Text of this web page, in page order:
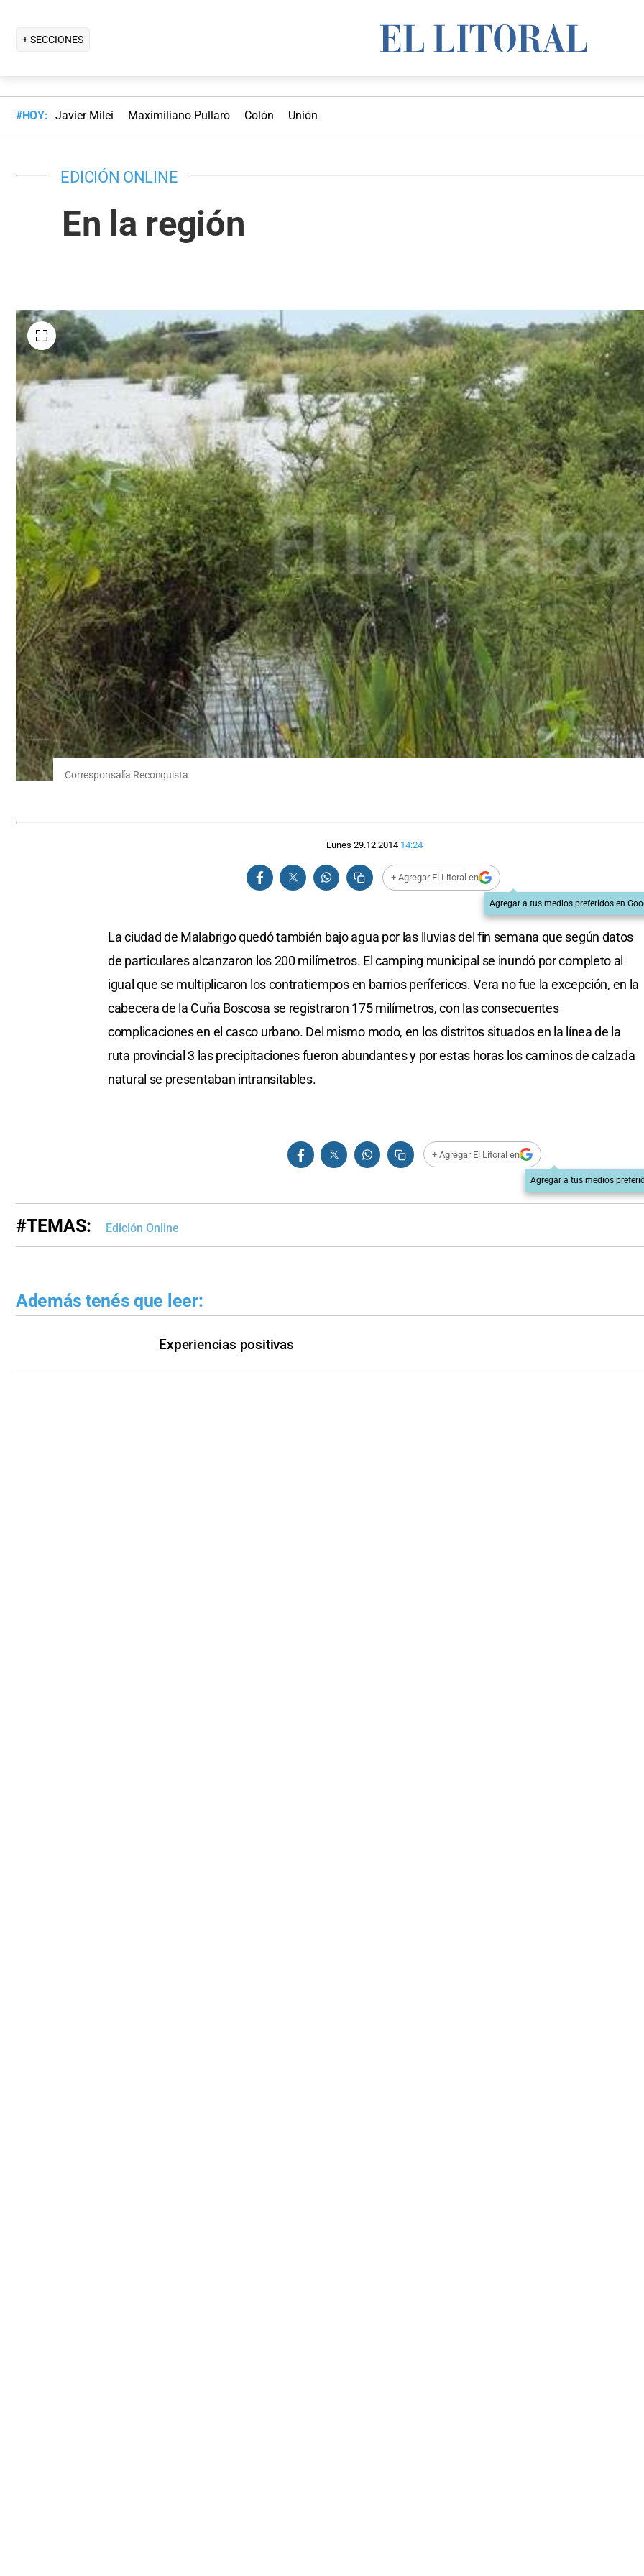
+ SECCIONES
#HOY: Javier Milei Maximiliano Pullaro Colón Unión
EDICIÓN ONLINE
En la región
Corresponsalía Reconquista
Lunes 29.12.2014 14:24
+ Agregar El Litoral en
Agregar a tus medios preferidos en
La ciudad de Malabrigo quedó también bajo agua por las lluvias del fin semana que según datos
de particulares alcanzaron los 200 milímetros. El camping municipal se inundó por completo al
igual que se multiplicaron los contratiempos en barrios perífericos. Vera no fue la excepción, en la
cabecera de la Cuña Boscosa se registraron 175 milímetros, con las consecuentes
complicaciones en el casco urbano. Del mismo modo, en los distritos situados en la línea de la
ruta provincial 3 las precipitaciones fueron abundantes y por estas horas los caminos de calzada
natural se presentaban intransitables.
+ Agregar El Litoral en
Agregar a tus medios
#TEMAS: Edición Online
Además tenés que leer:
Experiencias positivas